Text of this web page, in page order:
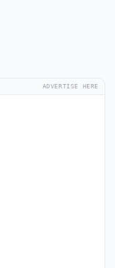
ADVERTISE HERE